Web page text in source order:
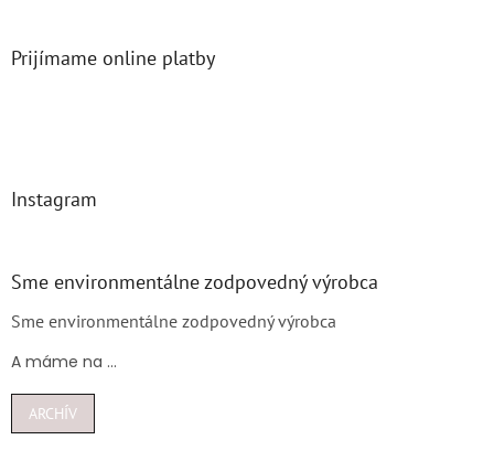
Prijímame online platby
Instagram
Sme environmentálne zodpovedný výrobca
Sme environmentálne zodpovedný výrobca
A máme na ...
ARCHÍV